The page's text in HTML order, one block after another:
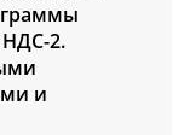
НДС-2.
и